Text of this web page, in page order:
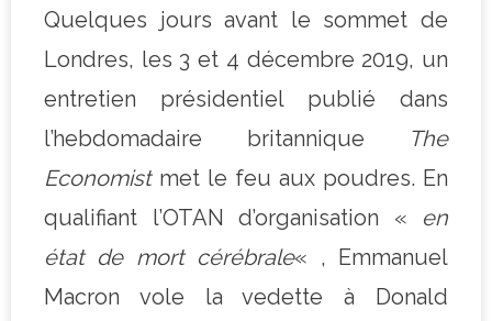
Quelques jours avant le sommet de
Londres, les 3 et 4 décembre 2019, un
entretien présidentiel publié dans
l’hebdomadaire britannique
The
Economistmet le feu aux poudres. En
qualifiant l’OTAN d’organisation « en
état de mort cérébrale« , Emmanuel
Macron vole la vedette à Donald